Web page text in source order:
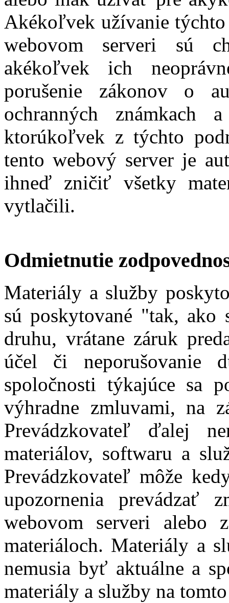
Akékoľvek užívanie
webovom serveri sú
akékoľvek ich
porušenie zákonov o
ochranných známkach
ktorúkoľvek z týchto
tento webový server je
ihneď zničiť všetky
vytlačili.
Odmietnutie
Materiály a služby
sú poskytované "tak, ako
druhu, vrátane záruk
účel či neporušovanie
spoločnosti týkajúce sa
výhradne zmluvami, na
Prevádzkovateľ ďalej
materiálov, softwaru a
Prevádzkovateľ môže
upozornenia prevádzať
webovom serveri alebo
materiáloch. Materiály a
nemusia byť aktuálne a
materiály a služby na